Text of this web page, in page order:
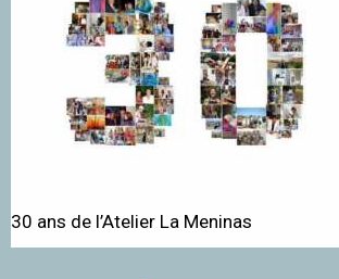
30 ans de l’Atelier La Meninas